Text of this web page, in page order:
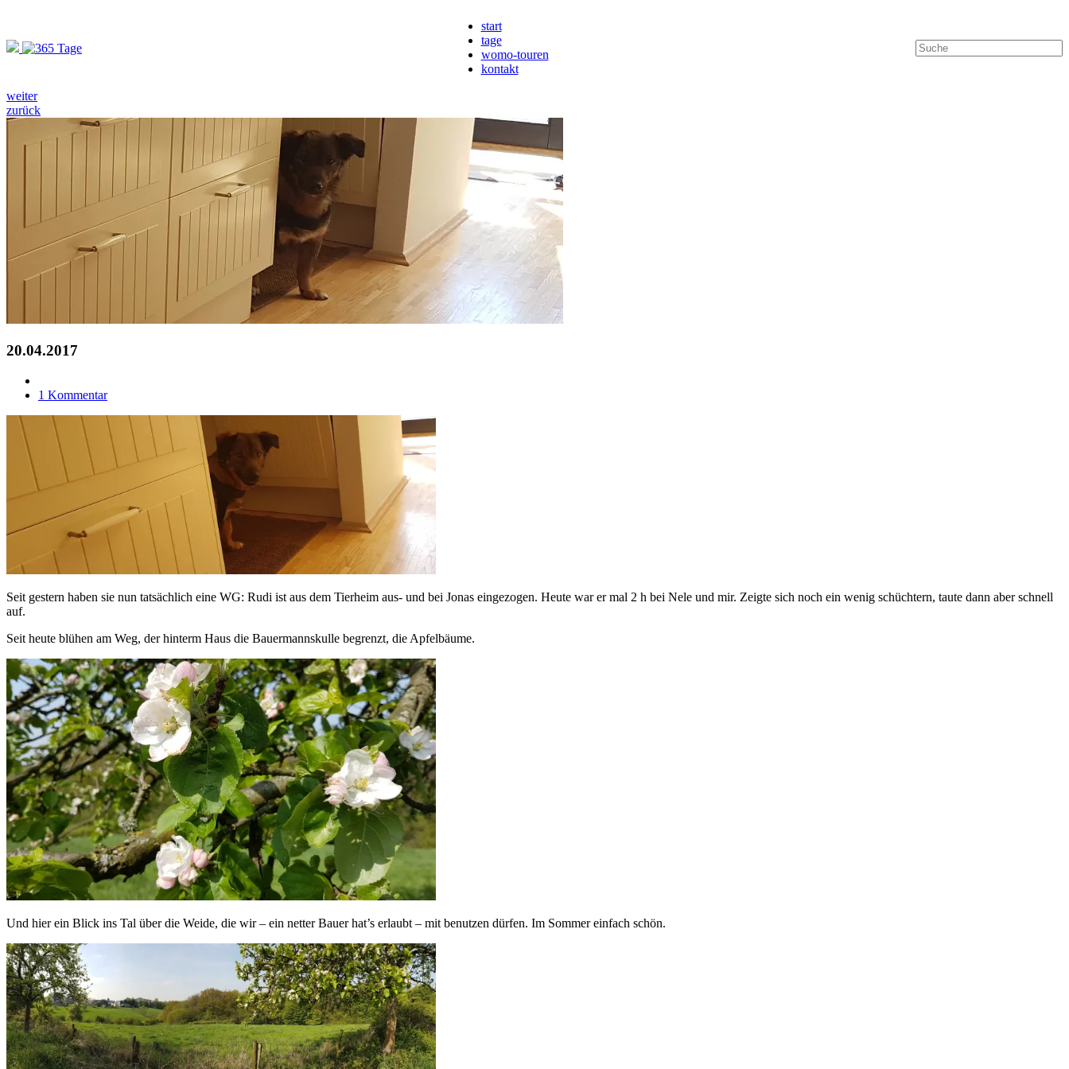
start
tage
womo-touren
kontakt
weiter
zurück
20.04.2017
1 Kommentar
Seit gestern haben sie nun tatsächlich eine WG: Rudi ist aus dem Tierheim aus- und bei Jonas eingezogen. Heute war er mal 2 h bei Nele und mir. Zeigte sich noch ein wenig schüchtern, taute dann aber schnell
auf.
Seit heute blühen am Weg, der hinterm Haus die Bauermannskulle begrenzt, die Apfelbäume.
Und hier ein Blick ins Tal über die Weide, die wir – ein netter Bauer hat’s erlaubt – mit benutzen dürfen. Im Sommer einfach schön.